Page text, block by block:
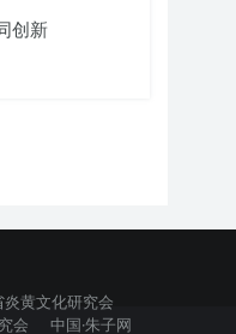
创新
炎黄文化研究会
会 中国·朱子网